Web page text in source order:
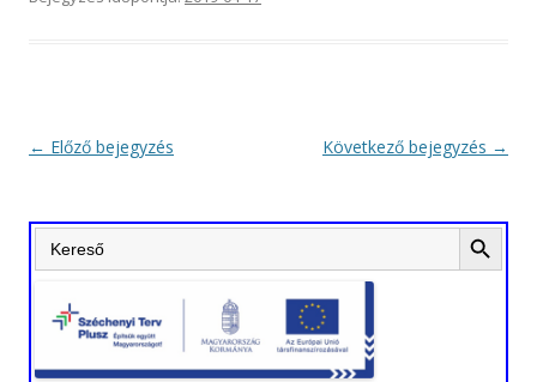
Bejegyzés
← Előző bejegyzés Következő bejegyzés →
Search
for:
Search Button